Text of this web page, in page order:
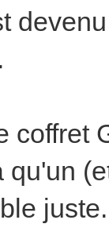
coffret
qu'un
juste.